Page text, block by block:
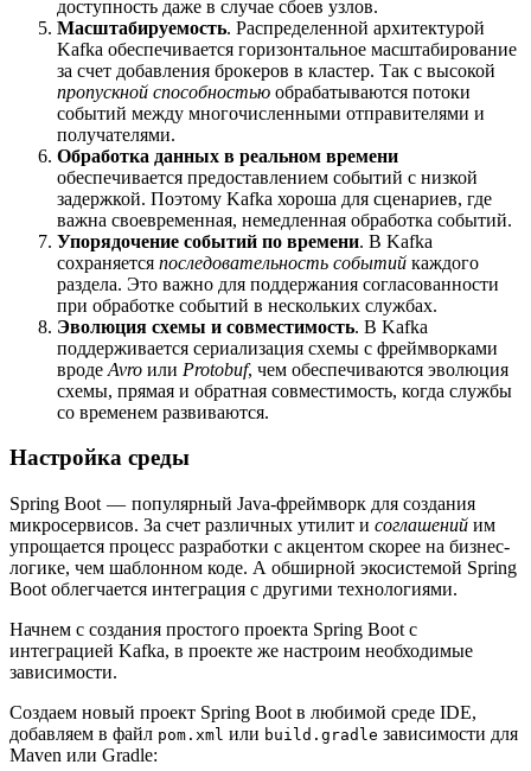
доступность даже в случае сбоев узлов.
Масштабируемость. Распределенной архитектурой
Kafka обеспечивается горизонтальное масштабирование
за счет добавления брокеров в кластер. Так с высокой
пропускной способностью обрабатываются потоки
событий между многочисленными отправителями и
получателями.
Обработка данных в реальном времени
обеспечивается предоставлением событий с низкой
задержкой. Поэтому Kafka хороша для сценариев, где
важна своевременная, немедленная обработка событий.
Упорядочение событий по времени. В Kafka
сохраняется последовательность событий каждого
раздела. Это важно для поддержания согласованности
при обработке событий в нескольких службах.
Эволюция схемы и совместимость. В Kafka
поддерживается сериализация схемы с фреймворками
вроде Avro или Protobuf, чем обеспечиваются эволюция
схемы, прямая и обратная совместимость, когда службы
со временем развиваются.
Настройка среды
Spring Boot — популярный Java-фреймворк для создания
микросервисов. За счет различных утилит и соглашений им
упрощается процесс разработки с акцентом скорее на бизнес-
логике, чем шаблонном коде. А обширной экосистемой Spring
Boot облегчается интеграция с другими технологиями.
Начнем с создания простого проекта Spring Boot с
интеграцией Kafka, в проекте же настроим необходимые
зависимости.
Создаем новый проект Spring Boot в любимой среде IDE,
добавляем в файл pom.xml или build.gradle зависимости для
Maven или Gradle: